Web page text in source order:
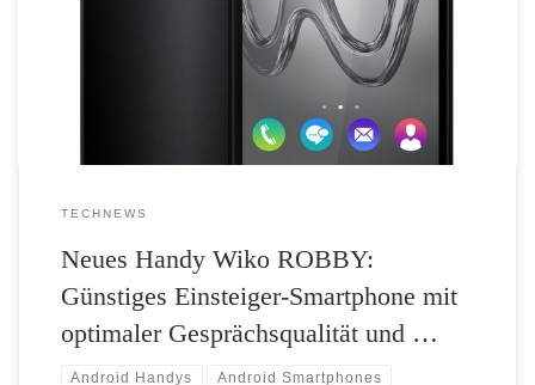
Lautsprecher mit, welche für ein herausragendes Sounderlebnis sorgen.
Ein Quad-Core-Prozessor und die Dual-SIM-Funktion runden das
Feature-Set zusammen mit dem hochwertigen Erscheinungsbild ab.
TECHNEWS
Neues Handy Wiko ROBBY:
Günstiges Einsteiger-Smartphone mit
optimaler Gesprächsqualität und …
Android Handys Android Smartphones